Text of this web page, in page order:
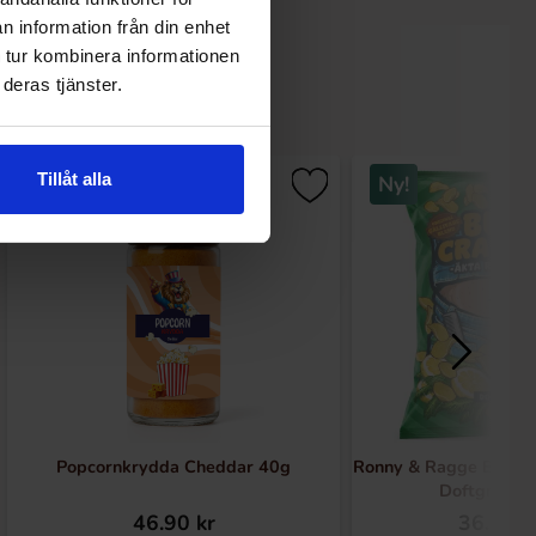
information från din enhet
kombinera informationen
tjänster.
Tillåt alla
Popcornkrydda Cheddar 40g
46.90 kr
Ny!
Ronny & Ragge Butt
Doftgran